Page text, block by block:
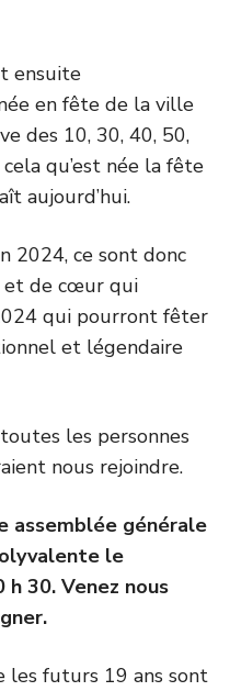
ensuite
en fête de la ville
des 10, 30, 40, 50,
qu’est née la fête
aujourd’hui.
2024, ce sont donc
et de cœur qui
qui pourront fêter
et légendaire
les personnes
nous rejoindre.
assemblée générale
le
30. Venez nous
les futurs 19 ans sont